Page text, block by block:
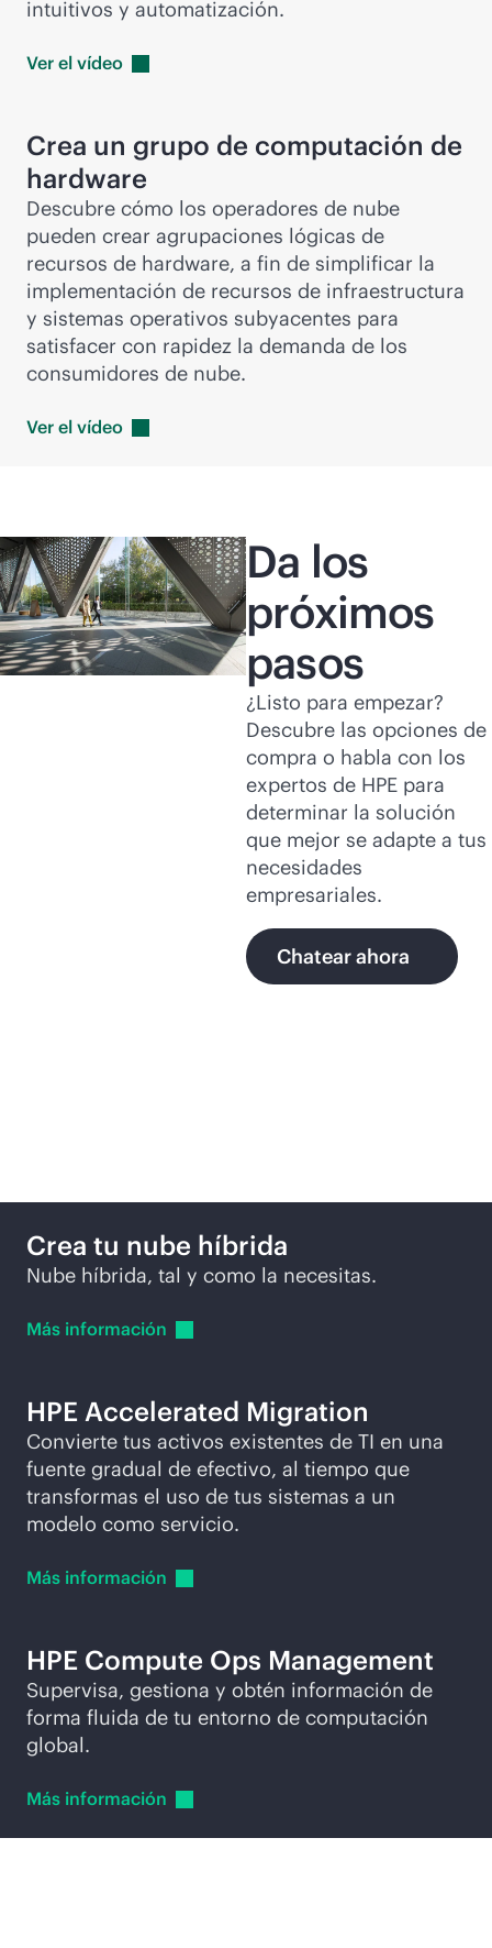
intuitivos y automatización.
Ver el vídeo
Crea un grupo de computación de
hardware
Descubre cómo los operadores de nube
pueden crear agrupaciones lógicas de
recursos de hardware, a fin de simplificar la
implementación de recursos de infraestructura
y sistemas operativos subyacentes para
satisfacer con rapidez la demanda de los
consumidores de nube.
Ver el vídeo
Da los
próximos
pasos
¿Listo para empezar?
Descubre las opciones de
compra o habla con los
expertos de HPE para
determinar la solución
que mejor se adapte a tus
necesidades
empresariales.
Chatear ahora
Crea tu nube híbrida
Nube híbrida, tal y como la necesitas.
Más información
HPE Accelerated Migration
Convierte tus activos existentes de TI en una
fuente gradual de efectivo, al tiempo que
transformas el uso de tus sistemas a un
modelo como servicio.
Más información
HPE Compute Ops Management
Supervisa, gestiona y obtén información de
forma fluida de tu entorno de computación
global.
Más información